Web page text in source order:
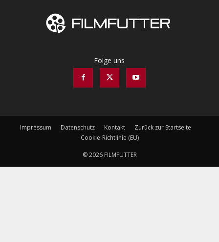
Folge uns
Impressum Datenschutz Kontakt
Zurück zur Startseite
Cookie-Richtlinie (EU)
© 2026 FILMFUTTER